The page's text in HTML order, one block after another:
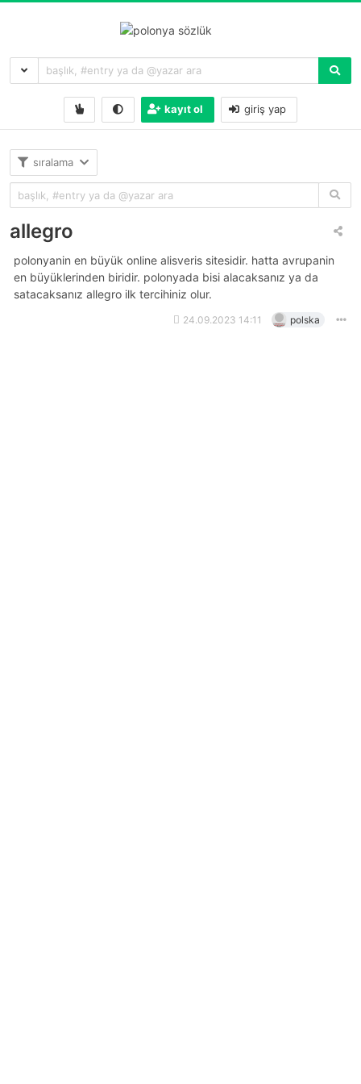
kayıt ol giriş yap
sıralama
allegro
polonyanin en büyük online alisveris sitesidir. hatta avrupanin
en büyüklerinden biridir. polonyada bisi alacaksanız ya da
satacaksanız allegro ilk tercihiniz olur.
24.09.2023 14:11 polska